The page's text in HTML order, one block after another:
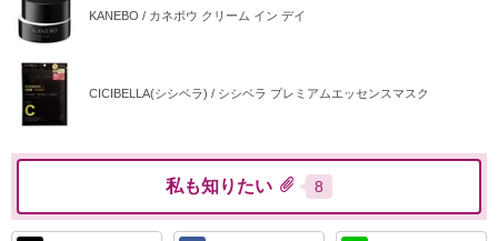
KANEBO / カネボウ クリーム イン デイ
CICIBELLA(シシベラ) / シシベラ プレミアムエッセンスマスク
私も知りたい 8